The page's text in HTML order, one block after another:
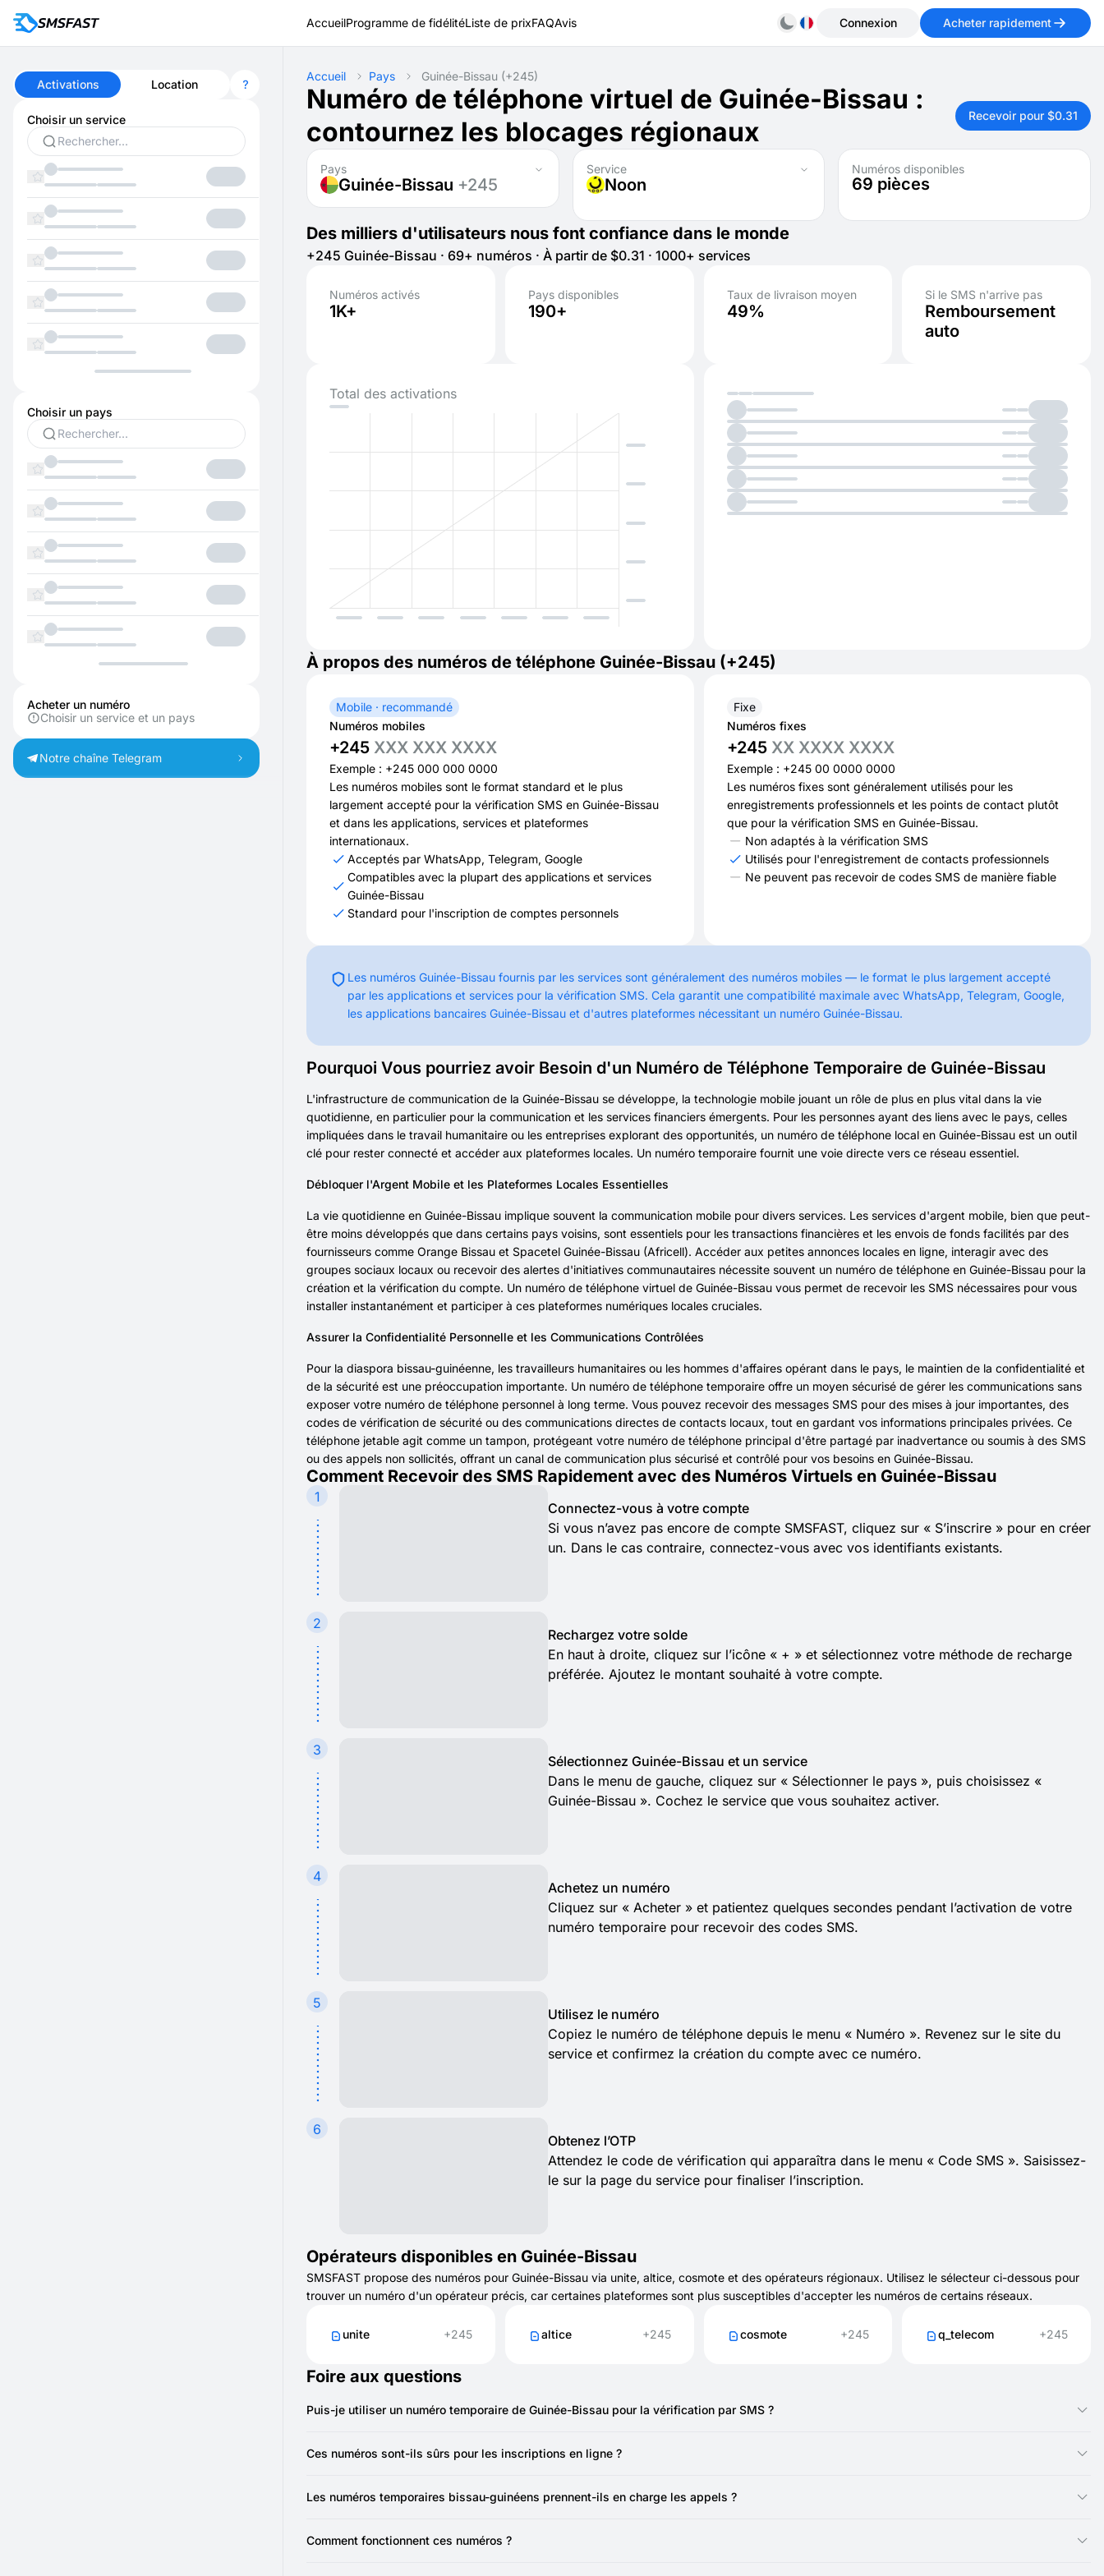
AccueilProgramme de fidélitéListe de prixFAQAvis Connexion Acheter rapidement
Activations Location
Choisir un service
Choisir un pays
Acheter un numéro
Choisir un service et un pays
Notre chaîne Telegram
Accueil Pays Guinée-Bissau (+245)
Numéro de téléphone virtuel de Guinée-Bissau :
contournez les blocages régionaux
Recevoir pour $0.31
Pays
Guinée-Bissau +245
Service
Noon
Numéros disponibles
69 pièces
Des milliers d'utilisateurs nous font confiance dans le monde
+245 Guinée-Bissau · 69+ numéros · À partir de $0.31 · 1000+ services
Numéros activés
1K+
Pays disponibles
190+
Taux de livraison moyen
49%
Si le SMS n'arrive pas
Remboursement
auto
Total des activations
À propos des numéros de téléphone Guinée-Bissau (+245)
Mobile · recommandé
Numéros mobiles
+245 XXX XXX XXXX
Exemple : +245 000 000 0000
Les numéros mobiles sont le format standard et le plus
largement accepté pour la vérification SMS en Guinée-Bissau
et dans les applications, services et plateformes
internationaux.
Acceptés par WhatsApp, Telegram, Google
Compatibles avec la plupart des applications et services
Guinée-Bissau
Standard pour l'inscription de comptes personnels
Fixe
Numéros fixes
+245 XX XXXX XXXX
Exemple : +245 00 0000 0000
Les numéros fixes sont généralement utilisés pour les
enregistrements professionnels et les points de contact plutôt
que pour la vérification SMS en Guinée-Bissau.
Non adaptés à la vérification SMS
Utilisés pour l'enregistrement de contacts professionnels
Ne peuvent pas recevoir de codes SMS de manière fiable
Les numéros Guinée-Bissau fournis par les services sont généralement des numéros mobiles — le format le plus largement accepté
par les applications et services pour la vérification SMS. Cela garantit une compatibilité maximale avec WhatsApp, Telegram, Google,
les applications bancaires Guinée-Bissau et d'autres plateformes nécessitant un numéro Guinée-Bissau.
Pourquoi Vous pourriez avoir Besoin d'un Numéro de Téléphone Temporaire de Guinée-Bissau
L'infrastructure de communication de la Guinée-Bissau se développe, la technologie mobile jouant un rôle de plus en plus vital dans la vie
quotidienne, en particulier pour la communication et les services financiers émergents. Pour les personnes ayant des liens avec le pays, celles
impliquées dans le travail humanitaire ou les entreprises explorant des opportunités, un numéro de téléphone local en Guinée-Bissau est un outil
clé pour rester connecté et accéder aux plateformes locales. Un numéro temporaire fournit une voie directe vers ce réseau essentiel.
Débloquer l'Argent Mobile et les Plateformes Locales Essentielles
La vie quotidienne en Guinée-Bissau implique souvent la communication mobile pour divers services. Les services d'argent mobile, bien que peut-
être moins développés que dans certains pays voisins, sont essentiels pour les transactions financières et les envois de fonds facilités par des
fournisseurs comme Orange Bissau et Spacetel Guinée-Bissau (Africell). Accéder aux petites annonces locales en ligne, interagir avec des
groupes sociaux locaux ou recevoir des alertes d'initiatives communautaires nécessite souvent un numéro de téléphone en Guinée-Bissau pour la
création et la vérification du compte. Un numéro de téléphone virtuel de Guinée-Bissau vous permet de recevoir les SMS nécessaires pour vous
installer instantanément et participer à ces plateformes numériques locales cruciales.
Assurer la Confidentialité Personnelle et les Communications Contrôlées
Pour la diaspora bissau-guinéenne, les travailleurs humanitaires ou les hommes d'affaires opérant dans le pays, le maintien de la confidentialité et
de la sécurité est une préoccupation importante. Un numéro de téléphone temporaire offre un moyen sécurisé de gérer les communications sans
exposer votre numéro de téléphone personnel à long terme. Vous pouvez recevoir des messages SMS pour des mises à jour importantes, des
codes de vérification de sécurité ou des communications directes de contacts locaux, tout en gardant vos informations principales privées. Ce
téléphone jetable agit comme un tampon, protégeant votre numéro de téléphone principal d'être partagé par inadvertance ou soumis à des SMS
ou des appels non sollicités, offrant un canal de communication plus sécurisé et contrôlé pour vos besoins en Guinée-Bissau.
Comment Recevoir des SMS Rapidement avec des Numéros Virtuels en Guinée-Bissau
1
Connectez-vous à votre compte
Si vous n’avez pas encore de compte SMSFAST, cliquez sur « S’inscrire » pour en créer
un. Dans le cas contraire, connectez-vous avec vos identifiants existants.
2
Rechargez votre solde
En haut à droite, cliquez sur l’icône « + » et sélectionnez votre méthode de recharge
préférée. Ajoutez le montant souhaité à votre compte.
3
Sélectionnez Guinée-Bissau et un service
Dans le menu de gauche, cliquez sur « Sélectionner le pays », puis choisissez «
Guinée-Bissau ». Cochez le service que vous souhaitez activer.
4
Achetez un numéro
Cliquez sur « Acheter » et patientez quelques secondes pendant l’activation de votre
numéro temporaire pour recevoir des codes SMS.
5
Utilisez le numéro
Copiez le numéro de téléphone depuis le menu « Numéro ». Revenez sur le site du
service et confirmez la création du compte avec ce numéro.
6
Obtenez l’OTP
Attendez le code de vérification qui apparaîtra dans le menu « Code SMS ». Saisissez-
le sur la page du service pour finaliser l’inscription.
Opérateurs disponibles en Guinée-Bissau
SMSFAST propose des numéros pour Guinée-Bissau via unite, altice, cosmote et des opérateurs régionaux. Utilisez le sélecteur ci-dessous pour
trouver un numéro d'un opérateur précis, car certaines plateformes sont plus susceptibles d'accepter les numéros de certains réseaux.
unite +245 altice +245 cosmote +245 q_telecom +245
Foire aux questions
Puis-je utiliser un numéro temporaire de Guinée-Bissau pour la vérification par SMS ?
confirmations de compte.
Ces numéros sont-ils sûrs pour les inscriptions en ligne ?
Les numéros temporaires bissau-guinéens prennent-ils en charge les appels ?
que la vérification par SMS.
Comment fonctionnent ces numéros ?